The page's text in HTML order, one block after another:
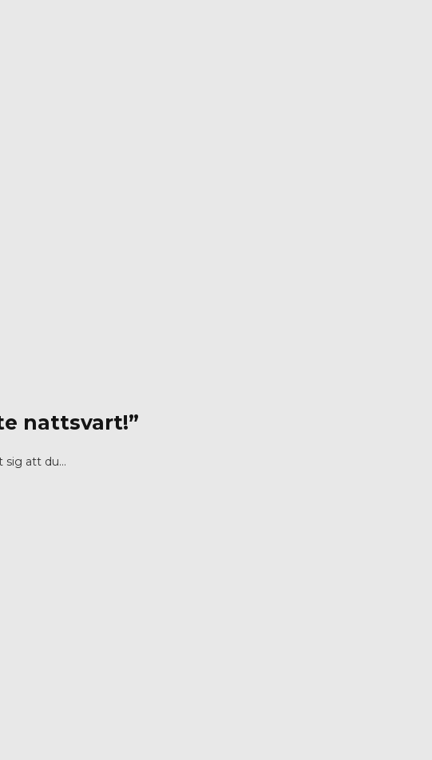
nattsvart!”
sig att du…